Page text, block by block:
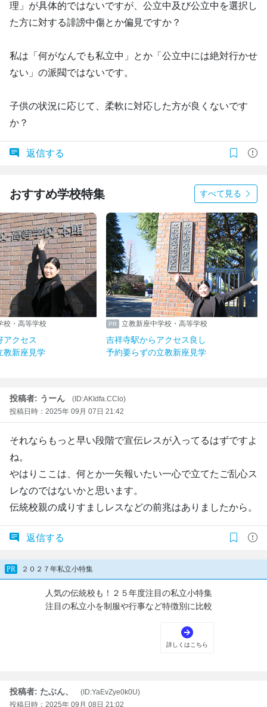
理」が具体的ではないですが、公立中及び公立中を選択し
た方に対する誹謗中傷とか偏見ですか？
私は「何がなんでも私立中」とか「公立中には絶対行かせ
ない」の派閥ではないです。
子供の状況に応じて、柔軟に対応した方が良くないです
か？
返信する
おすすめ学校特集 すべて見る
校・高等学校
アクセス
教新座見学
立教新座中学校・高等学校
吉祥寺駅からアクセス良し
予約要らずの立教新座見学
投稿者: うーん
(ID:AKIdfa.CClo)
投稿日時：2025年 09月 07日 21:42
それならもっと早い段階で宣伝レスが入ってるはずですよ
ね。
やはりここは、何とか一矢報いたい一心で立てたご乱心ス
レなのではないかと思います。
伝統校親の成りすましレスなどの前兆はありましたから。
返信する
投稿者: たぶん、
(ID:YaEvZye0k0U)
投稿日時：2025年 09月 08日 21:02